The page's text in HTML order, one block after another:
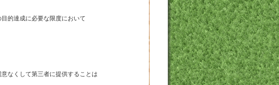
的達成に必要な限度において
なくして第三者に提供することは